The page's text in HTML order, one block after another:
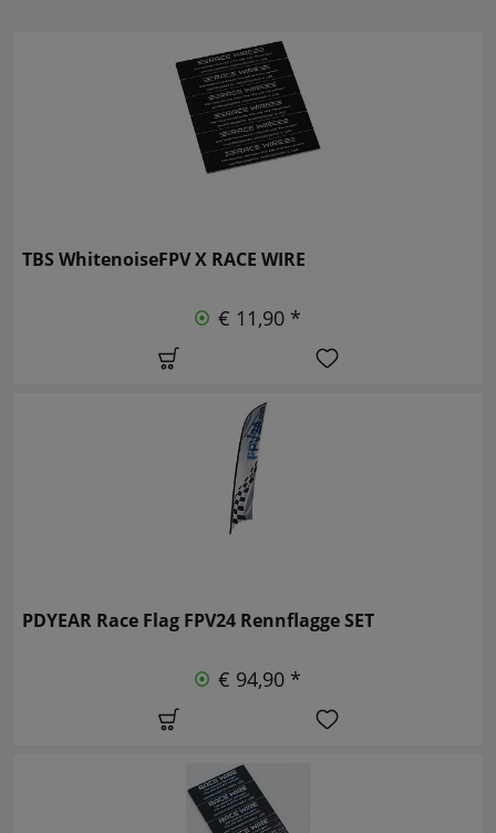
TBS WhitenoiseFPV X RACE WIRE
€ 11,90 *
PDYEAR Race Flag FPV24 Rennflagge SET
€ 94,90 *